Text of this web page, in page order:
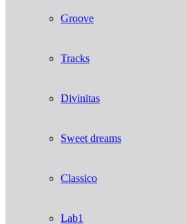
Groove
Tracks
Divinitas
Sweet dreams
Classico
Lab1